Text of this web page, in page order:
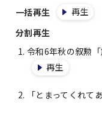
一括再生
再生
分割再生
令和6年秋の叙勲
再生
「とまってくれて